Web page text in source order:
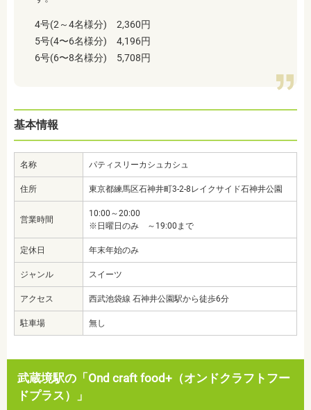
4号(2～4名様分) 2,360円
5号(4〜6名様分) 4,196円
6号(6〜8名様分) 5,708円
基本情報
名称 パティスリーカシュカシュ
住所 東京都練馬区石神井町3-2-8レイクサイド石神井公園
営業時間
10:00～20:00
※日曜日のみ ～19:00まで
定休日 年末年始のみ
ジャンル スイーツ
アクセス 西武池袋線 石神井公園駅から徒歩6分
駐車場 無し
武蔵境駅の「Ond craft food+（オンドクラフトフー
ドプラス）」